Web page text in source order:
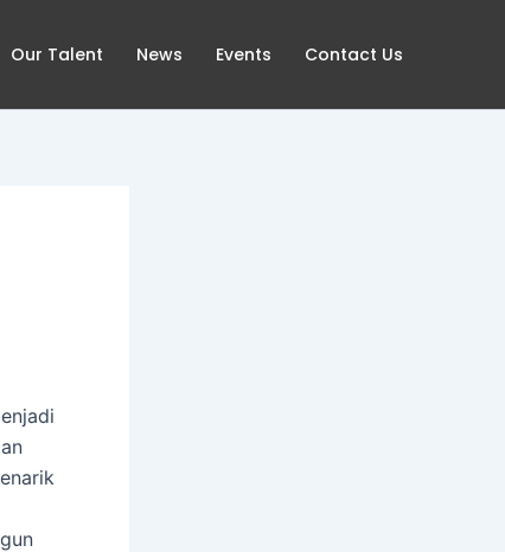
Our Talent News Events Contact Us